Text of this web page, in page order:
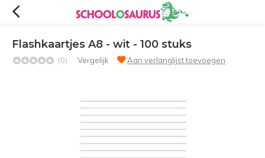
Flashkaartjes A8 - wit - 100 stuks
(0) Vergelijk Aan verlanglijst toevoegen